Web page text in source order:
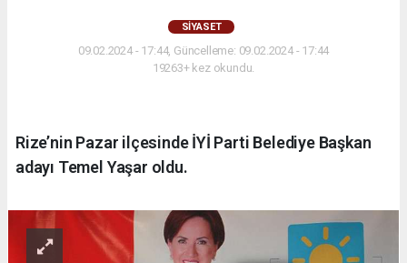
SIYASET
09.02.2024 - 17:44, Güncelleme: 09.02.2024 - 17:44
19263+ kez okundu.
Rize’nin Pazar ilçesinde İYİ Parti Belediye Başkan
adayı Temel Yaşar oldu.